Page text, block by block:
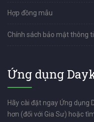
Hợp đồng mẫu
Chính sách bảo mật thông
Ứng dụng
Hãy cài đặt ngay Ứng dụng
hơn (đối với Gia Sư) hoặc